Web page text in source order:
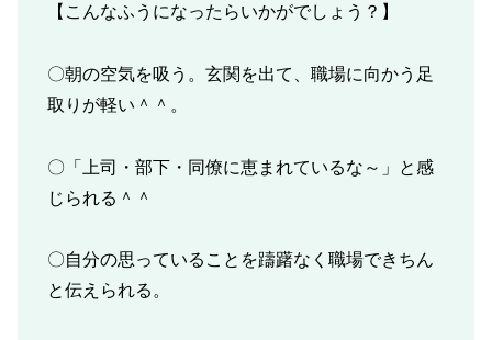
【こんなふうになったらいかがでしょう？】
〇朝の空気を吸う。玄関を出て、職場に向かう足
取りが軽い＾＾。
〇「上司・部下・同僚に恵まれているな～」と感
じられる＾＾
〇自分の思っていることを躊躇なく職場できちん
と伝えられる。